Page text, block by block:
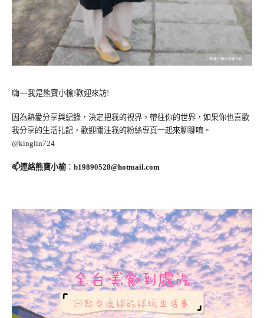
嗨~~我是熊寶小榆!歡迎來訪!
因為熱愛分享與紀錄，決定把我的視界，帶往你的世界，如果你也喜歡
我分享的生活扎記，歡迎關注我的粉絲專頁一起來聊聊唷。
@kinglin724
📫連絡熊寶小榆： b19890528@hotmail.com